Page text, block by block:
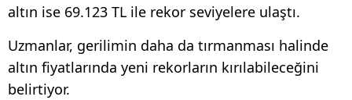
altın ise 69.123 TL ile rekor seviyelere ulaştı.
Uzmanlar, gerilimin daha da tırmanması halinde
altın fiyatlarında yeni rekorların kırılabileceğini
belirtiyor.